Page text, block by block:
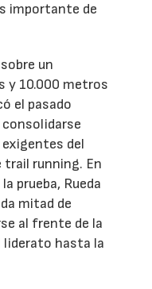
importante de
un
y 10.000 metros
el pasado
del
trail running. En
prueba, Rueda
mitad de
al frente de la
liderato hasta la